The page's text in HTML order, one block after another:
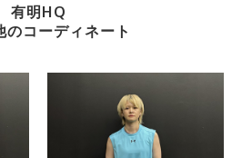
有明HQ
のコーディネート